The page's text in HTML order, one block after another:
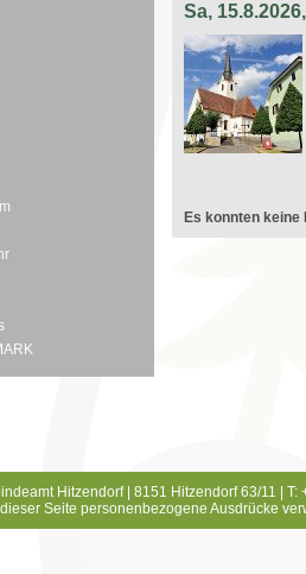
Sa,
Es konnten keine
Hitzendorf | 8151 Hitzendorf 63/11 |
Seite personenbezogene Ausdrücke